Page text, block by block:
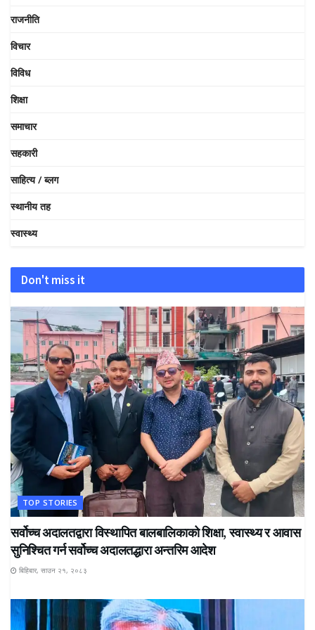
राजनीति
विचार
विविध
शिक्षा
समाचार
सहकारी
साहित्य / ब्लग
स्थानीय तह
स्वास्थ्य
Don't miss it
TOP STORIES
सर्वोच्च अदालतद्वारा विस्थापित बालबालिकाको शिक्षा, स्वास्थ्य र आवास
सुनिश्चित गर्न सर्वोच्च अदालतद्धारा अन्तरिम आदेश
बिहिबार, साउन २१, २०८३